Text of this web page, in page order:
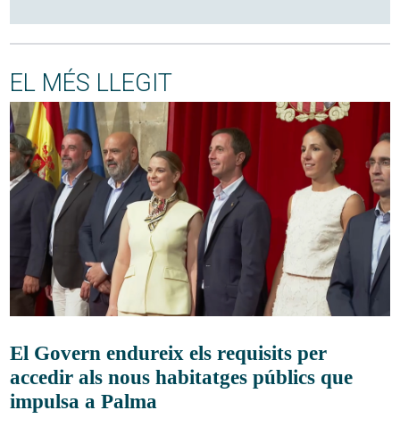
EL MÉS LLEGIT
El Govern endureix els requisits per
accedir als nous habitatges públics que
impulsa a Palma